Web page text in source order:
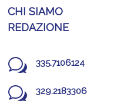
CHI SIAMO
REDAZIONE
w 335.7106124
w 329.2183306